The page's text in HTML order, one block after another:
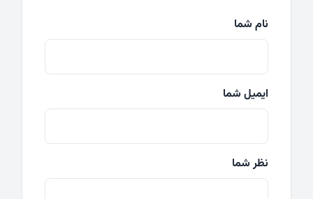
نام شما
ایمیل شما
نظر شما